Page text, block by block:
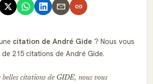
citation de André Gide ? Nous vous
215 citations de André Gide.
citations de GIDE, nous vous